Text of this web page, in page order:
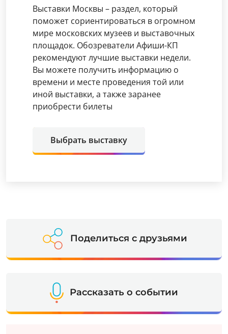
Выставки Москвы – раздел, который
поможет сориентироваться в огромном
мире московских музеев и выставочных
площадок. Обозреватели Афиши-КП
рекомендуют лучшие выставки недели.
Вы можете получить информацию о
времени и месте проведения той или
иной выставки, а также заранее
приобрести билеты
Выбрать выставку
Поделиться с друзьями
Рассказать о событии